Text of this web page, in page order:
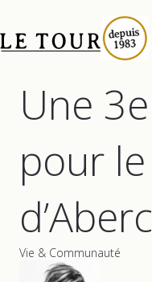
Une
pour le
Vie & Communauté